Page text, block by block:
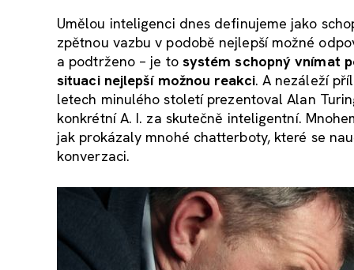
Umělou inteligenci dnes definujeme jako
zpětnou vazbu v podobě nejlepší možné
a podtrženo – je to systém schopný vnímat
situaci nejlepší možnou reakci. A nezáleží
letech minulého století prezentoval Alan
konkrétní A. I. za skutečně inteligentní.
jak prokázaly mnohé chatterboty, které se
konverzaci.